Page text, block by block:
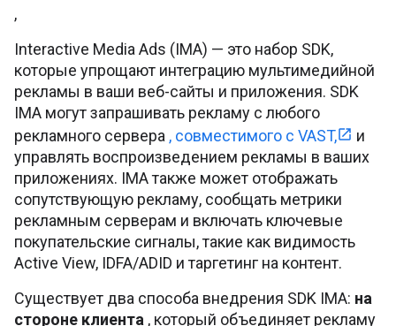
,
Interactive Media Ads (IMA) — это набор SDK,
которые упрощают интеграцию мультимедийной
рекламы в ваши веб-сайты и приложения. SDK
IMA могут запрашивать рекламу с любого
рекламного сервера , совместимого с VAST,
и
управлять воспроизведением рекламы в ваших
приложениях. IMA также может отображать
сопутствующую рекламу, сообщать метрики
рекламным серверам и включать ключевые
покупательские сигналы, такие как видимость
Active View, IDFA/ADID и таргетинг на контент.
Существует два способа внедрения SDK IMA: на
стороне клиента , который объединяет рекламу